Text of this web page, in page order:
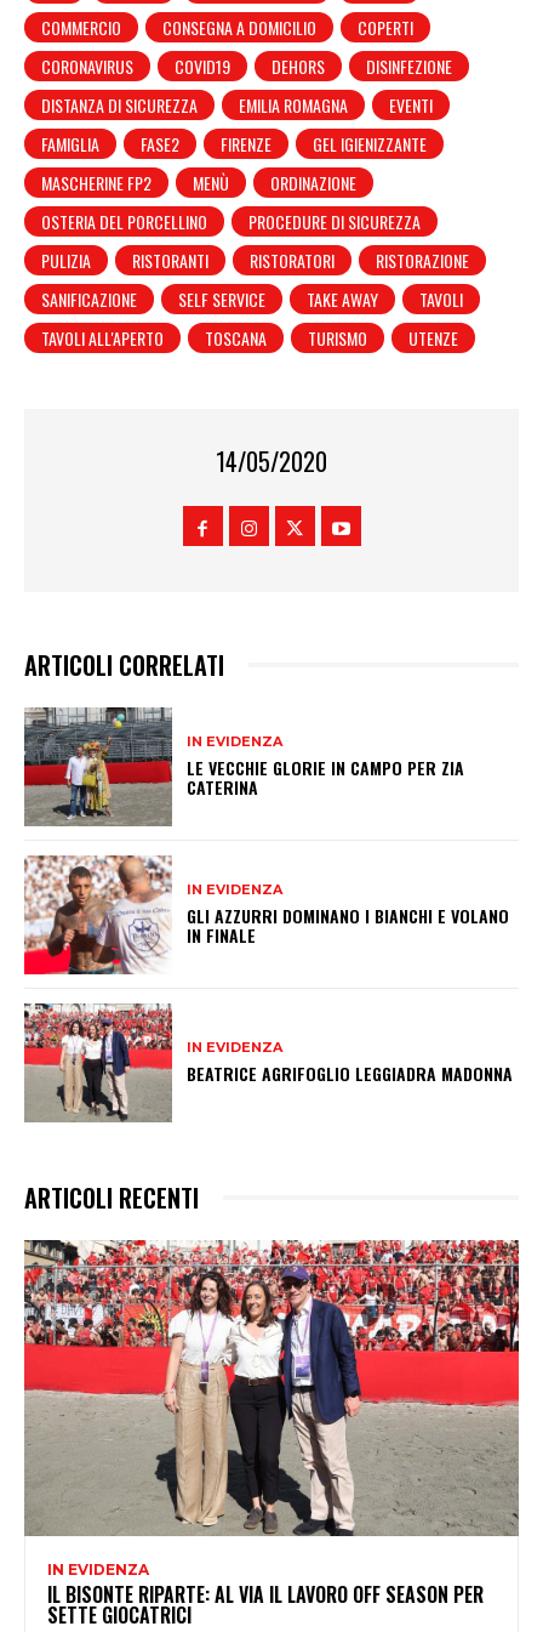
COMMERCIO
CONSEGNA A DOMICILIO
COPERTI
CORONAVIRUS
COVID19 DEHORS
DISINFEZIONE
DISTANZA DI SICUREZZA
EMILIA ROMAGNA
EVENTI
FAMIGLIA
FASE2 FIRENZE
GEL IGIENIZZANTE
MASCHERINE FP2
MENÙ
ORDINAZIONE
OSTERIA DEL PORCELLINO
PROCEDURE DI SICUREZZA
PULIZIA
RISTORANTI RISTORATORI
RISTORAZIONE
SANIFICAZIONE
SELF SERVICE TAKE AWAY
TAVOLI
TAVOLI ALL'APERTO
TOSCANA TURISMO UTENZE
14/05/2020
ARTICOLI CORRELATI
IN EVIDENZA
LE VECCHIE GLORIE IN CAMPO PER ZIA
CATERINA
IN EVIDENZA
GLI AZZURRI DOMINANO I BIANCHI E VOLANO
IN FINALE
IN EVIDENZA
BEATRICE AGRIFOGLIO LEGGIADRA MADONNA
ARTICOLI RECENTI
IN EVIDENZA
IL BISONTE RIPARTE: AL VIA IL LAVORO OFF SEASON PER
SETTE GIOCATRICI